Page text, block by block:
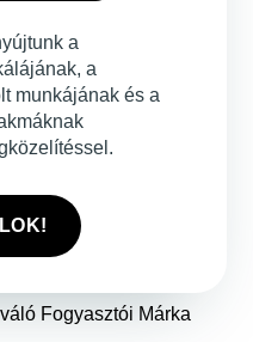
a
a
munkájának és a